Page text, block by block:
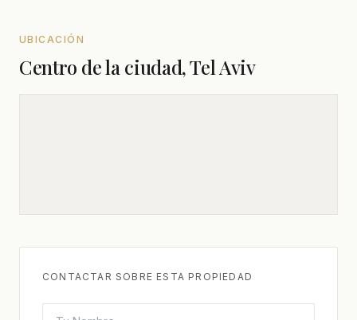
UBICACIÓN
Centro de la ciudad, Tel Aviv
CONTACTAR SOBRE ESTA PROPIEDAD